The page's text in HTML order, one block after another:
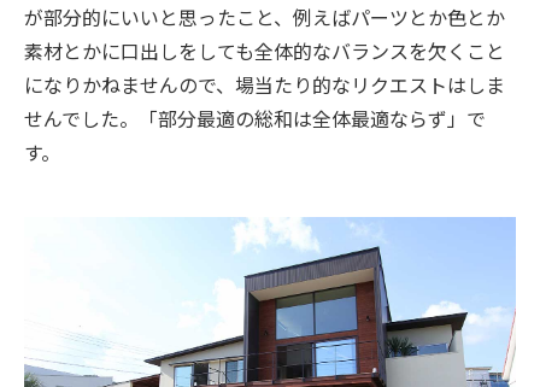
が部分的にいいと思ったこと、例えばパーツとか色とか
素材とかに口出しをしても全体的なバランスを欠くこと
になりかねませんので、場当たり的なリクエストはしま
せんでした。「部分最適の総和は全体最適ならず」で
す。